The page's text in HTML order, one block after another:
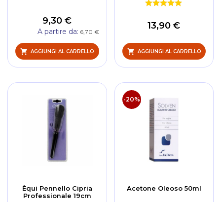
9,30 €
A partire da 6,70 €
AGGIUNGI AL CARRELLO
13,90 €
AGGIUNGI AL CARRELLO
Èqui Pennello Cipria
Professionale 19cm
-20%
Acetone Oleoso 50ml